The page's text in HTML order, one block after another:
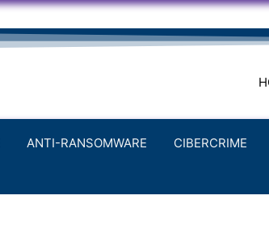
ANTI-RANSOMWARE CIBERCRIME